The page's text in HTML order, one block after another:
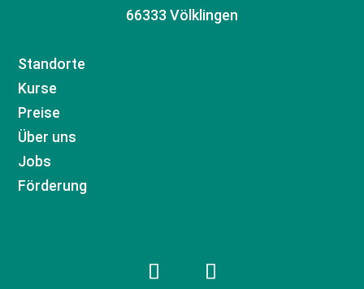
66333 Völklingen
Standorte
Kurse
Preise
Über uns
Jobs
Förderung